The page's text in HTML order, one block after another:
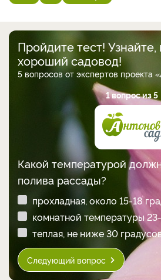
Пройдите тест! Узнайте,
хороший садовод!
5 вопросов от экспертов проекта
1 вопрос из 5
Какой температурой
полива рассады?
прохладная, около 15-18
комнатной температуры
теплая, не ниже 30
Следующий вопрос